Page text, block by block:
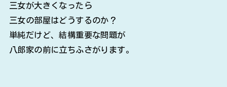
三女が大きくなったら
三女の部屋はどうするのか？
単純だけど、結構重要な問題が
八郎家の前に立ちふさがります。